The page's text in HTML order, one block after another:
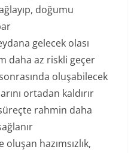
doğumu
gelecek olası
daha az riskli geçer
oluşabilecek
ortadan kaldırır
rahmin daha
hazımsızlık,